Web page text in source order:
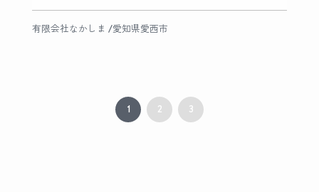
有限会社なかしま /愛知県愛西市
1 2 3